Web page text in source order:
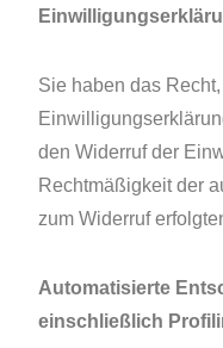
Sie haben das
den Widerruf der
Rechtmäßigkeit der
zum Widerruf
Automatisierte
einschließlich